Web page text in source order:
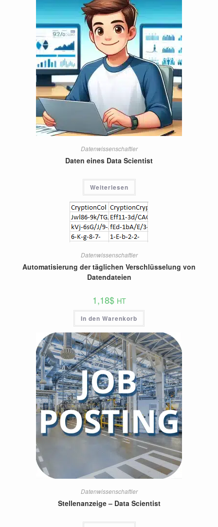
Datenwissenschaftler
Daten eines Data Scientist
Weiterlesen
Datenwissenschaftler
Automatisierung der täglichen Verschlüsselung von
Datendateien
1,18$ HT
In den Warenkorb
Datenwissenschaftler
Stellenanzeige – Data Scientist